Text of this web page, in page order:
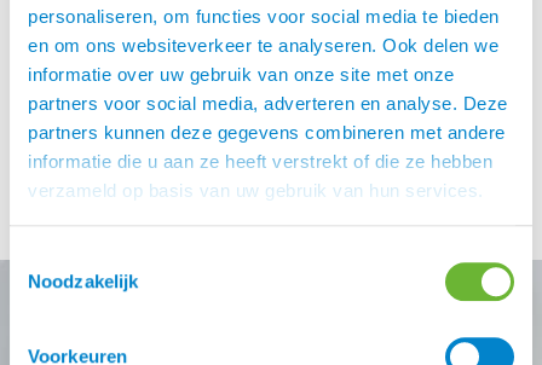
personaliseren, om functies voor social media te bieden
en om ons websiteverkeer te analyseren. Ook delen we
informatie over uw gebruik van onze site met onze
partners voor social media, adverteren en analyse. Deze
partners kunnen deze gegevens combineren met andere
informatie die u aan ze heeft verstrekt of die ze hebben
verzameld op basis van uw gebruik van hun services.
Toestemmingsselectie
Noodzakelijk
Voorkeuren
Zie jij ook door de bitten het bos niet meer? Er zijn
vandaag de dag zoveel bitten op de markt, dat wij ons
serieus afvragen: Waarom? De diverse instructeurs waar
ik in mijn leven les van heb gehad, waren het eigenlijk